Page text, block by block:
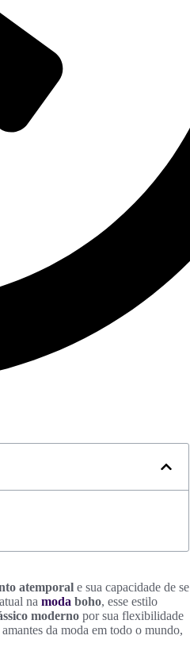
atemporal e sua capacidade de se
na moda boho, esse estilo
moderno por sua flexibilidade
da moda em todo o mundo,